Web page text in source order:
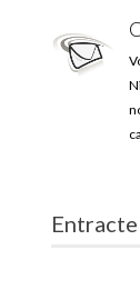
Entracte